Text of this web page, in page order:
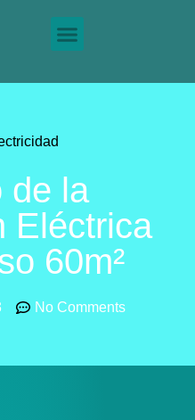
de la
Eléctrica
60m²
No Comments